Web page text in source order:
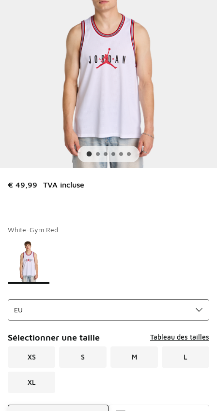
€ 49,99 TVA incluse
White-Gym Red
Page 1 sur 1 affichant 1 à 1 des 1 couleurs.
Merci de sélectionner un style
Sélectionner une taille Tableau des tailles
XS S M L
XL